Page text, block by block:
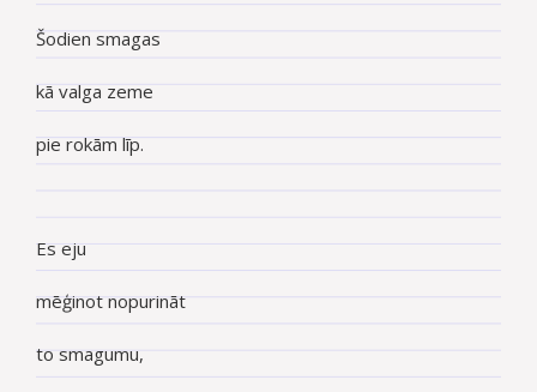
Šodien smagas
kā valga zeme
pie rokām līp.
Es eju
mēģinot nopurināt
to smagumu,